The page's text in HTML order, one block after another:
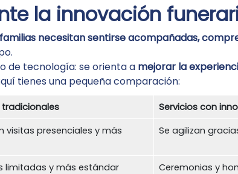
la innovación
necesitan sentirse acompañadas,
de tecnología: se orienta a mejorar la
tienes una pequeña comparación:
tradicionales
Servicios con
visitas presenciales y más
Se agilizan
limitadas y más estándar
Ceremonias y